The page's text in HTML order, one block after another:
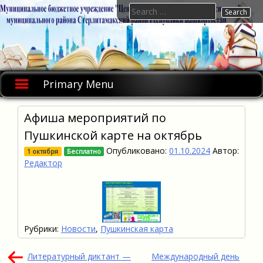
Skip
to
Primary Menu
Search
for:
Афиша мероприятий по
Пушкинской карте на октябрь
1 октября Бесплатно Опубликовано: 01.10.2024 Автор:
Редактор
Рубрики: Новости, Пушкинская карта
Навигация
Литературный диктант —
Международный день